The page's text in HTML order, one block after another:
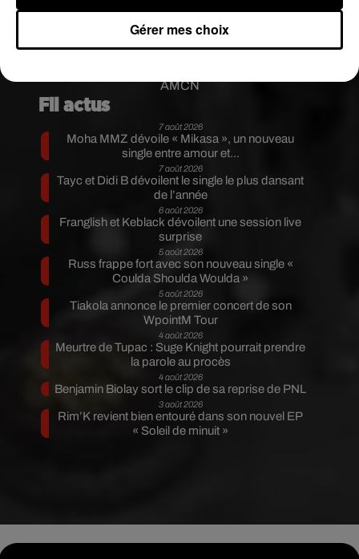
AMCN
pic.twitter.com/h0KInOLSH7
— MyFWC (@MyFWC)October 30, 2020
Fil actus
7 août 2026
Moha MMZ dévoile « Mikasa », un nouveau
single entre amour et...
7 août 2026
Tayc et Didi B dévoilent le single le plus dansant
de l’année
6 août 2026
Franglish et Keblack dévoilent une session live
surprise
5 août 2026
Russ frappe fort avec son nouveau single «
Coulda Shoulda Woulda »
5 août 2026
Tiakola annonce le premier concert de son
WpointM Tour
4 août 2026
Meurtre de Tupac : Suge Knight pourrait prendre
la parole au procès
4 août 2026
Benjamin Biolay sort le clip de sa reprise de PNL
3 août 2026
Rim’K revient bien entouré dans son nouvel EP
« Soleil de minuit »
Gérer mes choix